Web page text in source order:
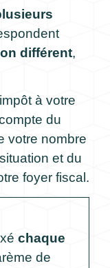
différent,
à votre
du
votre nombre
et du
foyer fiscal.
chaque
de